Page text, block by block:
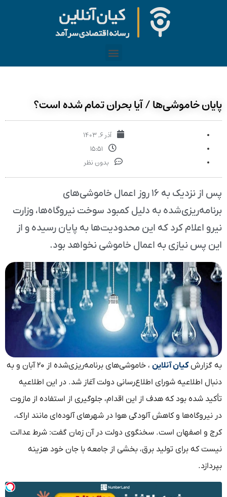
پایان خاموشی‌ها / آیا بحران تمام شده است؟
آذر ۶, ۱۴۰۳
۱۵:۵۱
بدون نظر
پس از نزدیک به ۱۶ روز اعمال خاموشی‌های
برنامه‌ریزی‌شده به دلیل کمبود سوخت نیروگاه‌ها، وزارت
نیرو اعلام کرد که این محدودیت‌ها به پایان رسیده و از
این پس نیازی به اعمال خاموشی نخواهد بود.
به‌ گزارشکیان آنلاین
، خاموشی‌های برنامه‌ریزی‌شده از ۲۰ آبان و به
دنبال اطلاعیه شورای اطلاع‌رسانی دولت آغاز شد. در این اطلاعیه
تأکید شده بود که هدف از این اقدام، جلوگیری از استفاده از مازوت
در نیروگاه‌ها و کاهش آلودگی هوا در شهرهای آلوده‌ای مانند اراک،
کرج و اصفهان است. سخنگوی دولت در آن زمان گفت: شرط عدالت
نیست که برای تولید برق، بخشی از جامعه با جان خود هزینه
بپردازد.